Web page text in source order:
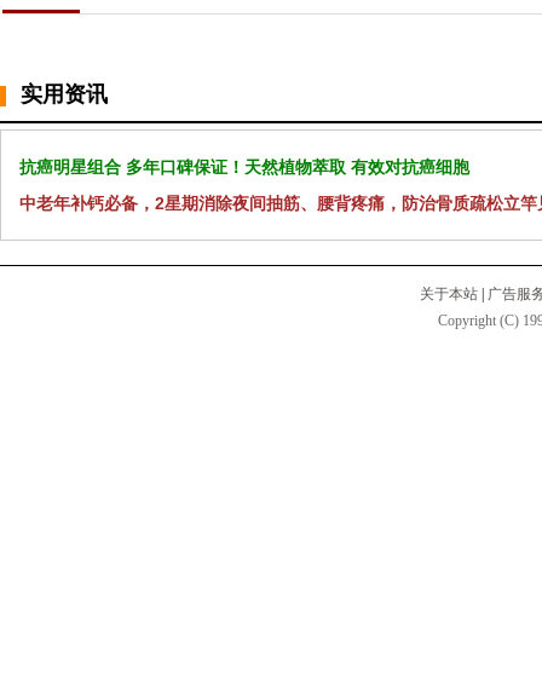
实用资讯
抗癌明星组合 多年口碑保证！天然植物萃取 有效对抗癌细胞
中老年补钙必备，2星期消除夜间抽筋、腰背疼痛，防治骨质疏松立竿
关于本站
广告服
Copyright (C)